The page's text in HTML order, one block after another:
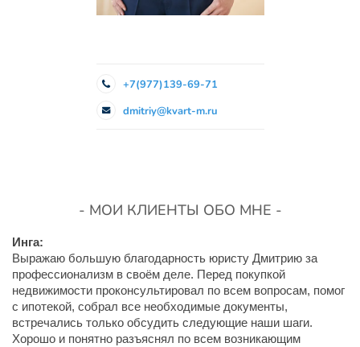
+7(977)139-69-71
dmitriy@kvart-m.ru
- МОИ КЛИЕНТЫ ОБО МНЕ -
Инга:
Выражаю большую благодарность юристу Дмитрию за
профессионализм в своём деле. Перед покупкой
недвижимости проконсультировал по всем вопросам, помог
с ипотекой, собрал все необходимые документы,
встречались только обсудить следующие наши шаги.
Хорошо и понятно разъяснял по всем возникающим